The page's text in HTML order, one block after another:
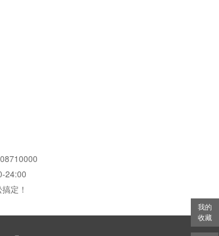
24:00
定！
我的
收藏